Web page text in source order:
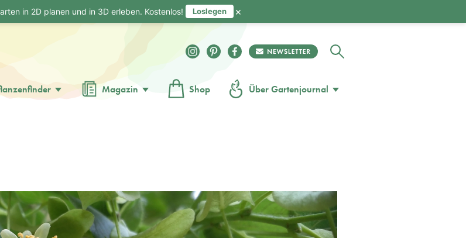
Magazin Shop Über Gartenjournal
in 2D planen und in 3D erleben. Kostenlos! Loslegen ×